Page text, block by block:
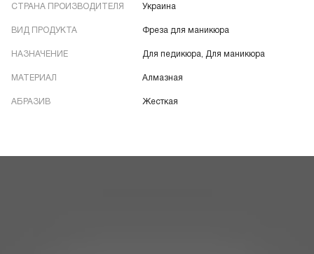
СТРАНА ПРОИЗВОДИТЕЛЯ Украина
ВИД ПРОДУКТА Фреза для маникюра
НАЗНАЧЕНИЕ Для педикюра, Для маникюра
МАТЕРИАЛ Алмазная
АБРАЗИВ Жесткая